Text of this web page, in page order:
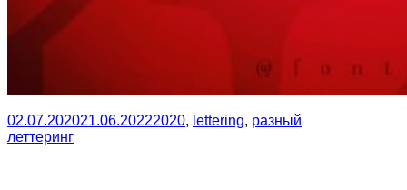
02.07.202021.06.20222020, lettering, разный
леттеринг